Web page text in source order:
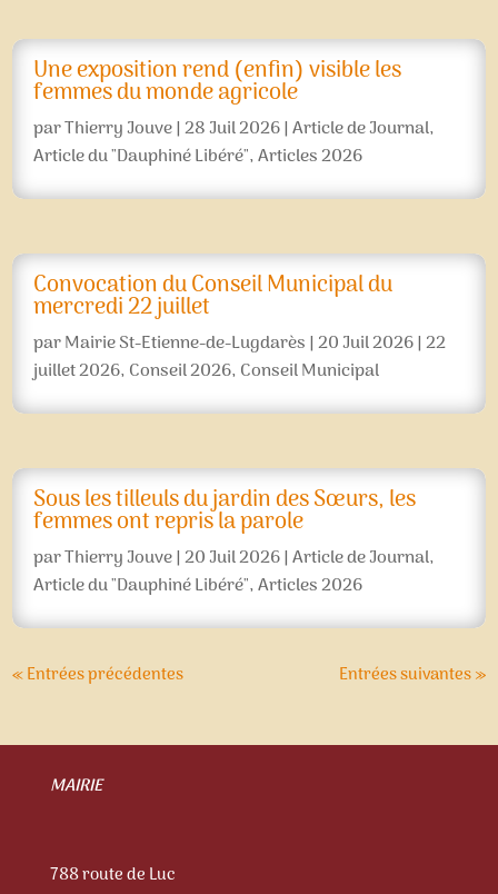
Une exposition rend (enfin) visible les
femmes du monde agricole
parThierry Jouve|28 Juil 2026|Article de Journal,
Article du "Dauphiné Libéré",Articles 2026
Convocation du Conseil Municipal du
mercredi 22 juillet
parMairie St-Etienne-de-Lugdarès|20 Juil 2026|22
juillet 2026, Conseil 2026, Conseil Municipal
Sous les tilleuls du jardin des Sœurs, les
femmes ont repris la parole
parThierry Jouve|20 Juil 2026|Article de Journal,
Article du "Dauphiné Libéré",Articles 2026
« Entrées précédentes Entrées suivantes »
MAIRIE
788 route de Luc